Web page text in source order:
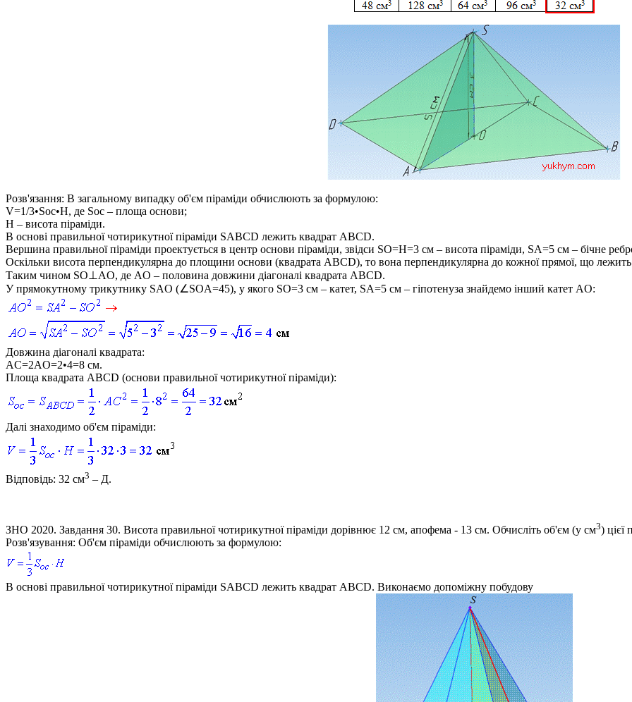
Розв'язання: В загальному випадку об'єм піраміди обчислюють за формулою:
V=1/3•Soc•H, де Soc – площа основи;
H – висота піраміди.
В основі правильної чотирикутної піраміди SABCD лежить квадрат ABCD.
Вершина правильної піраміди проектується в центр основи піраміди, звідси SO=H=3 см – висота піраміди, SA=5 см – бічне
Оскільки висота перпендикулярна до площини основи (квадрата ABCD), то вона перпендикулярна до кожної прямої, що
Таким чином SO⊥AO, де AO – половина довжини діагоналі квадрата ABCD.
У прямокутному трикутнику SAO (∠SOA=45), у якого SO=3 см – катет, SA=5 см – гіпотенуза знайдемо інший катет AO:
Довжина діагоналі квадрата:
AC=2AO=2•4=8 см.
Площа квадрата ABCD (основи правильної чотирикутної піраміди):
Далі знаходимо об'єм піраміди:
Відповідь: 32 см3 – Д.
ЗНО 2020. Завдання 30. Висота правильної чотирикутної піраміди дорівнює 12 см, апофема - 13 см. Обчисліть об'єм (у см3) цієї
Розв'язування: Об'єм піраміди обчислюють за формулою:
В основі правильної чотирикутної піраміди SABCD лежить квадрат ABCD. Виконаємо допоміжну побудову